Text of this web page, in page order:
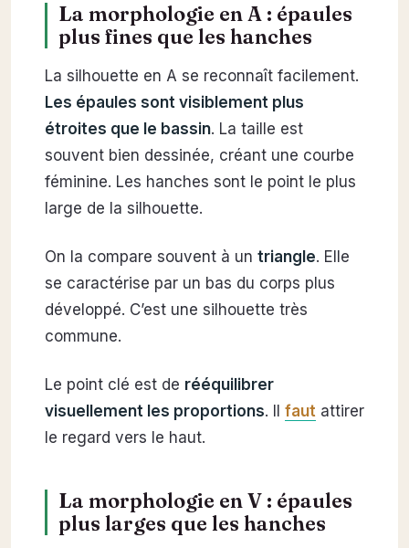
La morphologie en A : épaules
plus fines que les hanches
La silhouette en A se reconnaît facilement.
Les épaules sont visiblement plus
étroites que le bassin. La taille est
souvent bien dessinée, créant une courbe
féminine. Les hanches sont le point le plus
large de la silhouette.
On la compare souvent à un triangle. Elle
se caractérise par un bas du corps plus
développé. C’est une silhouette très
commune.
Le point clé est de rééquilibrer
visuellement les proportions. Il faut attirer
le regard vers le haut.
La morphologie en V : épaules
plus larges que les hanches